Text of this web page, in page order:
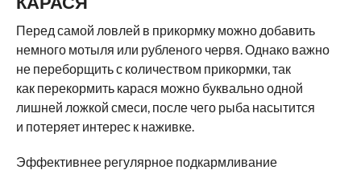
Перед самой ловлей в прикормку можно добавить
немного мотыля или рубленого червя. Однако важно
не переборщить с количеством прикормки, так
как перекормить карася можно буквально одной
лишней ложкой смеси, после чего рыба насытится
и потеряет интерес к наживке.
Эффективнее регулярное подкармливание